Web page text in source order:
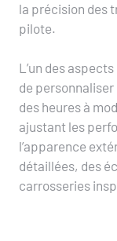
la précision des
pilote.
L’un des
de
des heures à
ajustant les
l’apparence
détaillées, des
carrosseries